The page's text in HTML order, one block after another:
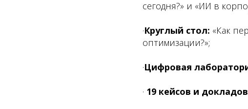
сегодня?» и «ИИ в
·Круглый стол: «Как
оптимизации?»;
·Цифровая
· 19 кейсов и докладов